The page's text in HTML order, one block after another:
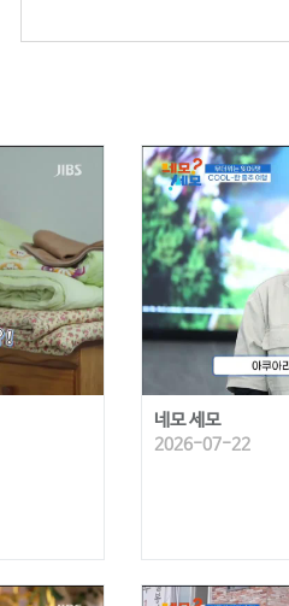
네모 세모
2026-07-22